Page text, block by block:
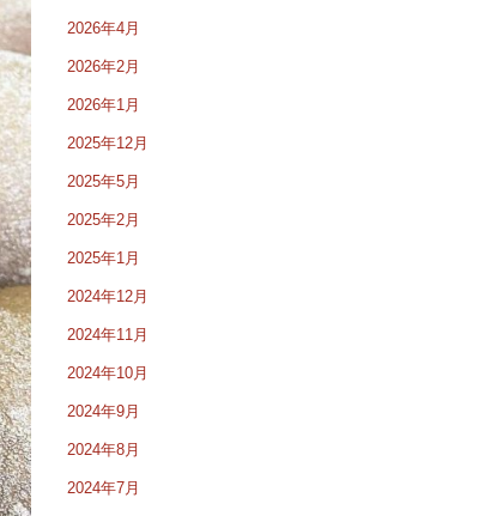
2026年4月
2026年2月
2026年1月
2025年12月
2025年5月
2025年2月
2025年1月
2024年12月
2024年11月
2024年10月
2024年9月
2024年8月
2024年7月